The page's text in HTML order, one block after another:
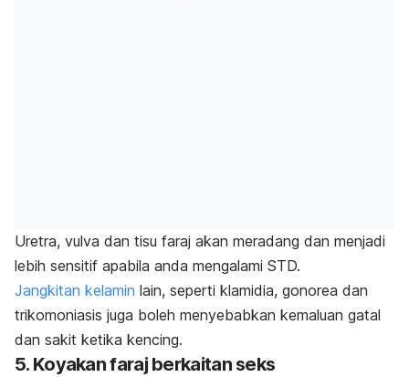
Uretra, vulva dan tisu faraj akan meradang dan menjadi
lebih sensitif apabila anda mengalami STD.
Jangkitan kelamin lain, seperti klamidia, gonorea dan
trikomoniasis juga boleh menyebabkan kemaluan gatal
dan sakit ketika kencing.
5. Koyakan faraj berkaitan seks